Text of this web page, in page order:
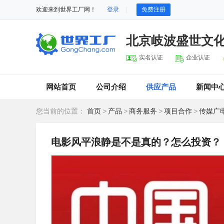
欢迎来到世界工厂网！ 登录 免费注册
北京岐波盛世文
实名认证 企业认证
网站首页 公司介绍 供应产品 新闻中
您当前的位置： 首页 > 产品 >商务服务 >项目合作 >传媒广
电影风平浪静是不是真的？怎么投资？